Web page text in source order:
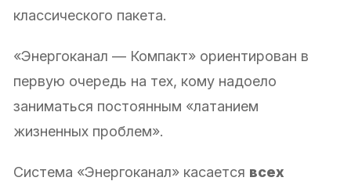
классического пакета.
«Энергоканал — Компакт» ориентирован в
первую очередь на тех, кому надоело
заниматься постоянным «латанием
жизненных проблем».
Система «Энергоканал» касается всех